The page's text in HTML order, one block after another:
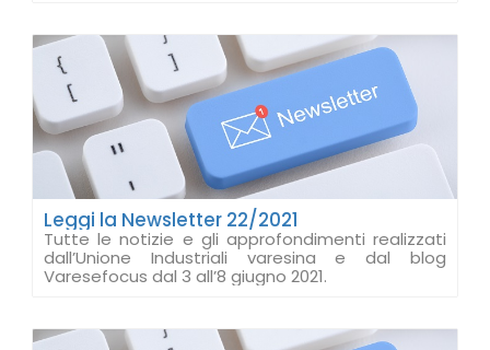
Leggi la Newsletter 22/2021
Tutte le notizie e gli approfondimenti realizzati
dall’Unione Industriali varesina e dal blog
Varesefocus dal 3 all’8 giugno 2021.